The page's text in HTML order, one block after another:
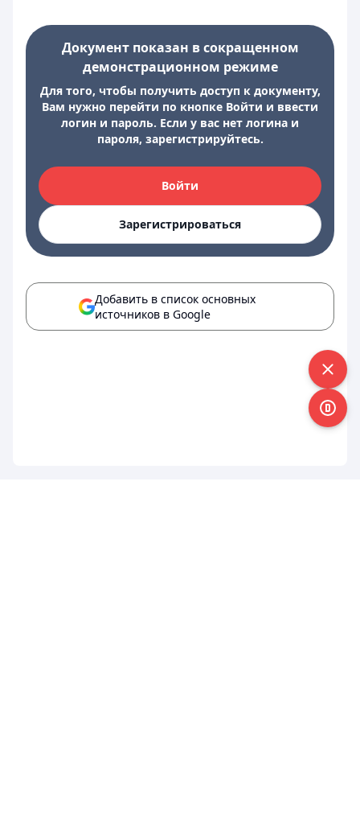
Документ показан в сокращенном
демонстрационном режиме
Для того, чтобы получить доступ к документу,
Вам нужно перейти по кнопке Войти и ввести
логин и пароль. Если у вас нет логина и
пароля, зарегистрируйтесь.
Войти
Зарегистрироваться
Добавить в список основных
источников в Google